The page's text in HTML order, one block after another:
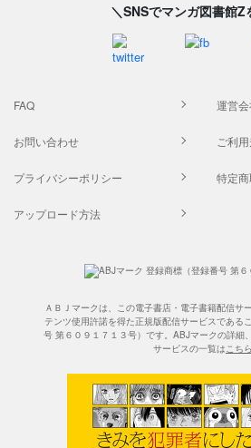
＼SNSでマンガ図書館Z
FAQ 運営会
お問い合わせ ご利
プライバシーポリシー 特定
アップロード方法
ＡＢＪマークは、この電子書店・電子書籍配信サ
テンツ使用許諾を得た正規版配信サービスである
号 第６０９１７１３号）です。ABJマークの詳細
サービスの一覧は こちら